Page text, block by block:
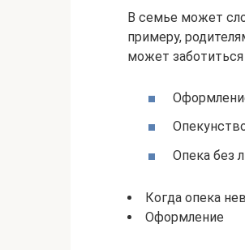
В семье может
примеру,
может
Опека без
Когда опека
Оформление